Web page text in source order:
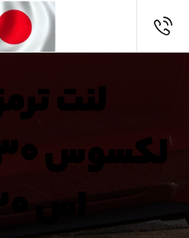
لنت
اس ۴۳۰ )